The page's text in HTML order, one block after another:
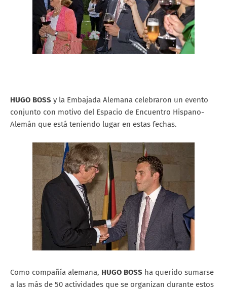
HUGO BOSS y la Embajada Alemana celebraron un evento
conjunto con motivo del Espacio de Encuentro Hispano-
Alemán que está teniendo lugar en estas fechas.
Como compañía alemana, HUGO BOSS ha querido sumarse
a las más de 50 actividades que se organizan durante estos